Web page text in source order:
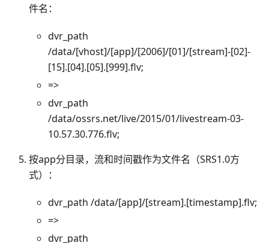
件名：
dvr_path
/data/[vhost]/[app]/[2006]/[01]/[stream]-[02]-
[15].[04].[05].[999].flv;
=>
dvr_path
/data/ossrs.net/live/2015/01/livestream-03-
10.57.30.776.flv;
按app分目录，流和时间戳作为文件名（SRS1.0方
式）：
dvr_path /data/[app]/[stream].[timestamp].flv;
=>
dvr_path